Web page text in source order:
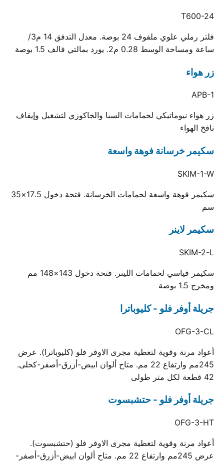
T600-24
فلتر رملي علوي ملفوف 24 بوصة. معدل التدفق 14 م3/
ساعة ومساحة الوسط 0.28 م2. يورد بمالتي فالف 1.5 بوصة
زر هواء
APB-1
زر هواء نيوماتيكي لحمامات السبا والجاكوزي لتشغيل وإيقاف
نافخ الهواء
سكيمر خرسانة فوهة واسعة
SKIM-1-W
سكيمر فوهة واسعة لحمامات الخرسانة. فتحة دخول 17.5×35
سم
سكيمر لاينر
SKIM-2-L
سكيمر قياسي لحمامات اللينر. فتحة دخول 143×148 مم
ومخرج 1.5 بوصة
جريلة أوفر فلو - كليوباترا
OFG-3-CL
أعواد مرنة وقوية لتغطية مجرى الاوفر فلو (كليوباترا). عرض
245مم وارتفاع 22 مم. متاح ألوان ابيض-أزرق-أصفر-كحلى.
42 قطعة لكل متر طولى
جريلة أوفر فلو - حتشبسوت
OFG-3-HT
أعواد مرنة وقوية لتغطية مجرى الاوفر فلو (حتشبسوت).
عرض 245مم وارتفاع 22 مم. متاح ألوان ابيض-أزرق-أصفر-